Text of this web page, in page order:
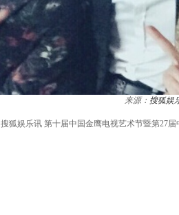
来源： 搜狐娱
搜狐娱乐讯 第十届中国金鹰电视艺术节暨第27